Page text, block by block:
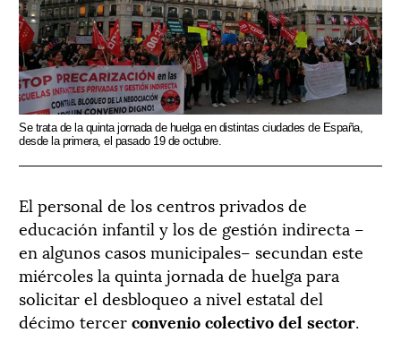
Se trata de la quinta jornada de huelga en distintas ciudades de España,
desde la primera, el pasado 19 de octubre.
El personal de los centros privados de
educación infantil y los de gestión indirecta –
en algunos casos municipales– secundan este
miércoles la quinta jornada de huelga para
solicitar el desbloqueo a nivel estatal del
décimo tercerconvenio colectivo del sector.